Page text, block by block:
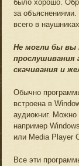
было хорошо.
за
всего в
Не могли бы вы
прослушивания
скачивания и
Обычно
встроена в
аудиокниг.
например
или Media Player
Все эти